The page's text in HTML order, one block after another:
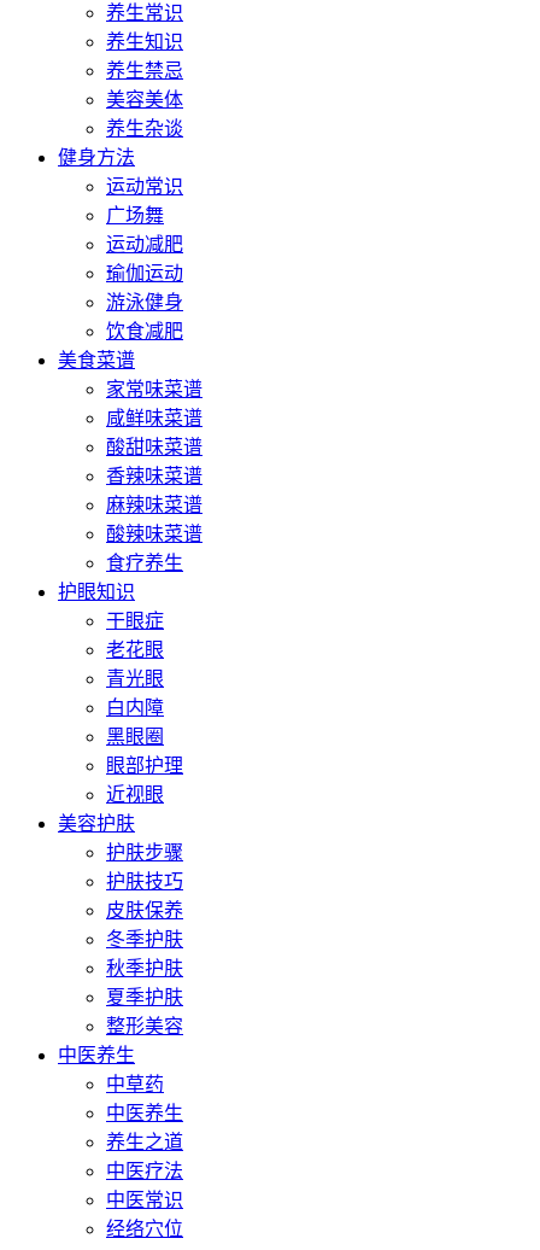
养生常识
养生知识
养生禁忌
美容美体
养生杂谈
健身方法
运动常识
广场舞
运动减肥
瑜伽运动
游泳健身
饮食减肥
美食菜谱
家常味菜谱
咸鲜味菜谱
酸甜味菜谱
香辣味菜谱
麻辣味菜谱
酸辣味菜谱
食疗养生
护眼知识
干眼症
老花眼
青光眼
白内障
黑眼圈
眼部护理
近视眼
美容护肤
护肤步骤
护肤技巧
皮肤保养
冬季护肤
秋季护肤
夏季护肤
整形美容
中医养生
中草药
中医养生
养生之道
中医疗法
中医常识
经络穴位